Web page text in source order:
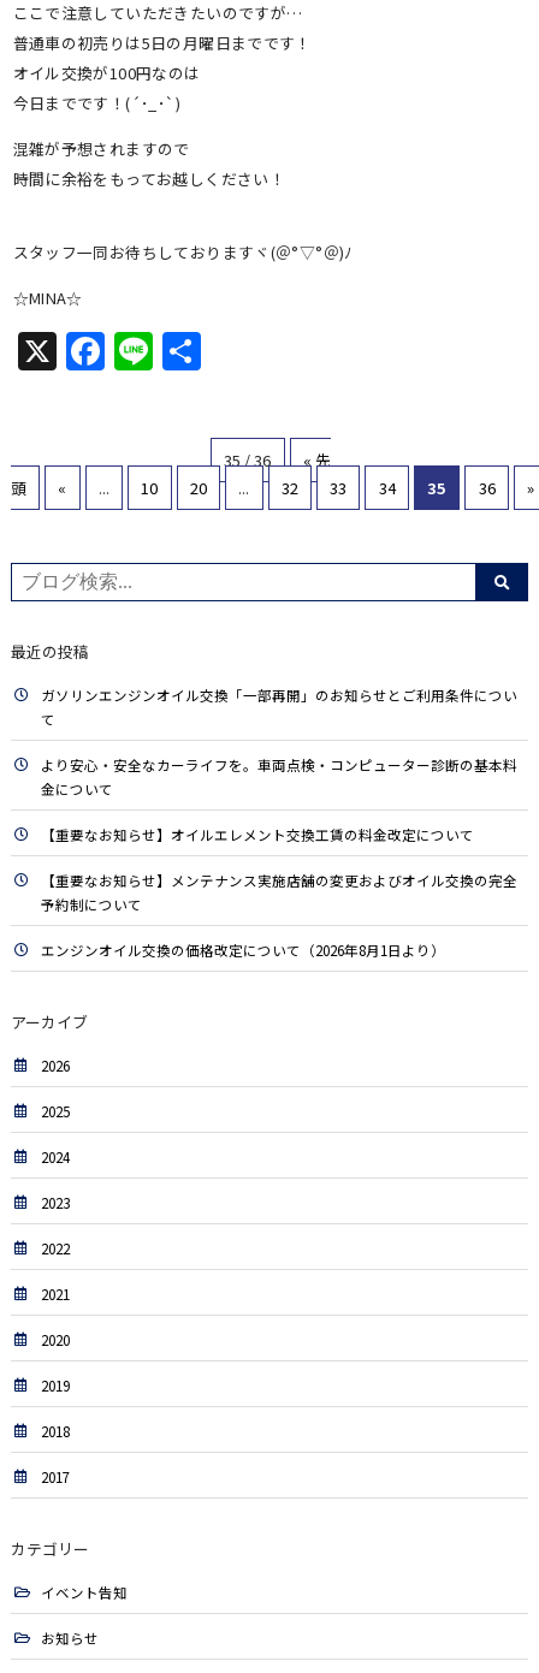
ここで注意していただきたいのですが…
普通車の初売りは5日の月曜日までです！
オイル交換が100円なのは
今日までです！(´･_･`)
混雑が予想されますので
時間に余裕をもってお越しください！
スタッフ一同お待ちしておりますヾ(＠°▽°＠)ﾉ
☆MINA☆
X Facebook
Line共
35 / 36
« 先
頭
« ... 10 20 ... 32 33 34 35 36 »
最近の投稿
ガソリンエンジンオイル交換「一部再開」のお知らせとご利用条件につい
て
より安心・安全なカーライフを。車両点検・コンピューター診断の基本料
金について
【重要なお知らせ】オイルエレメント交換工賃の料金改定について
【重要なお知らせ】メンテナンス実施店舗の変更およびオイル交換の完全
予約制について
エンジンオイル交換の価格改定について（2026年8月1日より）
アーカイブ
2026
2025
2024
2023
2022
2021
2020
2019
2018
2017
カテゴリー
イベント告知
お知らせ